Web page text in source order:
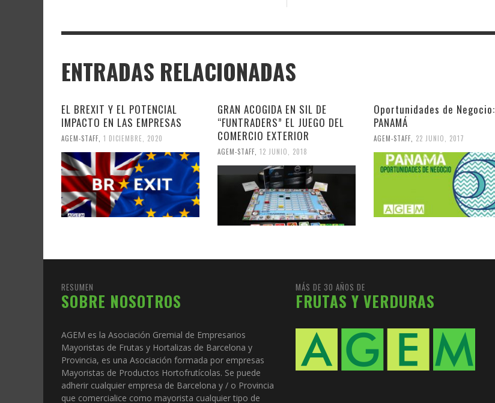
ENTRADAS RELACIONADAS
EL BREXIT Y EL POTENCIAL
IMPACTO EN LAS EMPRESAS
AGEM-STAFF 1 DICIEMBRE, 2020
GRAN ACOGIDA EN SIL DE
“FUNTRADERS” EL JUEGO DEL
COMERCIO EXTERIOR
AGEM-STAFF, 12 JUNIO, 2018
Oportunidades de Negocio:
PANAMÁ
AGEM-STAFF, 22 JUNIO, 2017
RESUMEN
SOBRE NOSOTROS
AGEM es la Asociación Gremial de Empresarios
Mayoristas de Frutas y Hortalizas de Barcelona y
Provincia, es una Asociación formada por empresas
Mayoristas de Productos Hortofrutícolas. Se puede
adherir cualquier empresa de Barcelona y / o Provincia
que comercialice como mayorista cualquier tipo de
MÁS DE 30 AÑOS DE
FRUTAS Y VERDURAS